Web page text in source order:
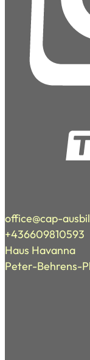
office@cap-
+436609810593
Haus Havanna
Peter-Behrens-